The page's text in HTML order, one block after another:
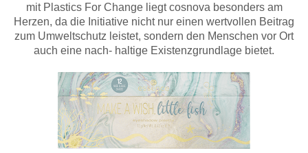
mit Plastics For Change liegt cosnova besonders am
Herzen, da die Initiative nicht nur einen wertvollen Beitrag
zum Umweltschutz leistet, sondern den Menschen vor Ort
auch eine nach- haltige Existenzgrundlage bietet.